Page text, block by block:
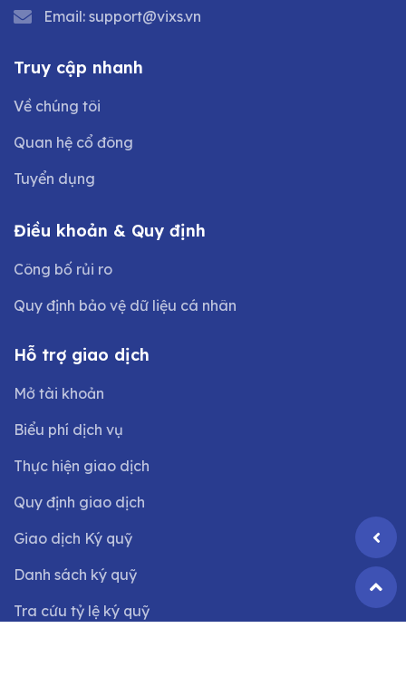
Email: support@vixs.vn
Truy cập nhanh
Về chúng tôi
Quan hệ cổ đông
Tuyển dụng
Điều khoản & Quy định
Công bố rủi ro
Quy định bảo vệ dữ liệu cá nhân
Hỗ trợ giao dịch
Mở tài khoản
Biểu phí dịch vụ
Thực hiện giao dịch
Quy định giao dịch
Giao dịch Ký quỹ
Danh sách ký quỹ
Tra cứu tỷ lệ ký quỹ